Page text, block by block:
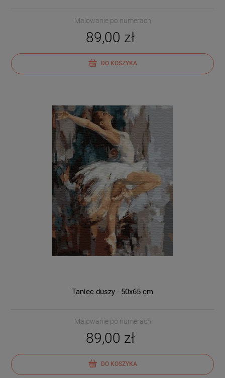
Malowanie po numerach
89,00 zł
DO KOSZYKA
Taniec duszy - 50x65 cm
Malowanie po numerach
89,00 zł
DO KOSZYKA